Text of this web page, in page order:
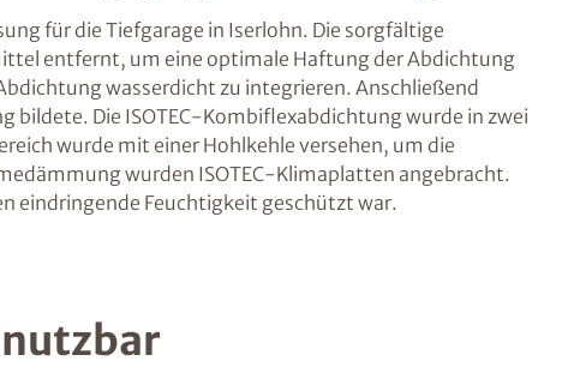
für die Tiefgarage in Iserlohn. Die sorgfältige
entfernt, um eine optimale Haftung der Abdichtung
wasserdicht zu integrieren. Anschließend
Die ISOTEC-Kombiflexabdichtung wurde in zwei
wurde mit einer Hohlkehle versehen, um die
wurden ISOTEC-Klimaplatten angebracht.
eindringende Feuchtigkeit geschützt war.